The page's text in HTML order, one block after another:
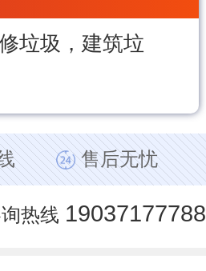
垃圾，建筑垃
售后无忧
热线 19037177788